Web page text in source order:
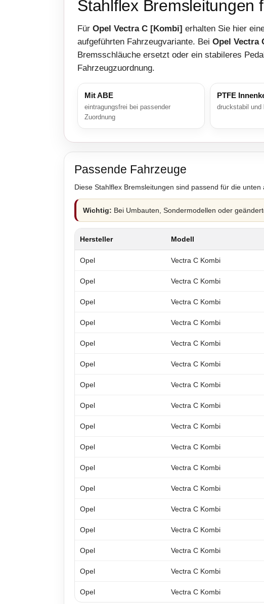
Stahlflex Bremsleitungen
Für Opel Vectra C [Kombi] erhalten Sie hier
aufgeführten Fahrzeugvariante. Bei Opel Vectra
Bremsschläuche ersetzt oder ein stabileres
Fahrzeugzuordnung.
Mit ABE
eintragungsfrei bei passender
Zuordnung
PTFE
druckstabil und
Passende Fahrzeuge
Diese Stahlflex Bremsleitungen sind passend für die
Wichtig: Bei Umbauten, Sondermodellen oder
Hersteller Modell
Opel Vectra C Kombi
Opel Vectra C Kombi
Opel Vectra C Kombi
Opel Vectra C Kombi
Opel Vectra C Kombi
Opel Vectra C Kombi
Opel Vectra C Kombi
Opel Vectra C Kombi
Opel Vectra C Kombi
Opel Vectra C Kombi
Opel Vectra C Kombi
Opel Vectra C Kombi
Opel Vectra C Kombi
Opel Vectra C Kombi
Opel Vectra C Kombi
Opel Vectra C Kombi
Opel Vectra C Kombi